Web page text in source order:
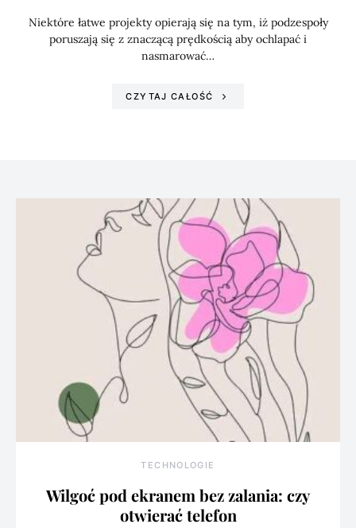
Niektóre łatwe projekty opierają się na tym, iż podzespoły
poruszają się z znaczącą prędkością aby ochlapać i
nasmarować…
CZYTAJ CAŁOŚĆ
TECHNOLOGIE
Wilgoć pod ekranem bez zalania: czy
otwierać telefon